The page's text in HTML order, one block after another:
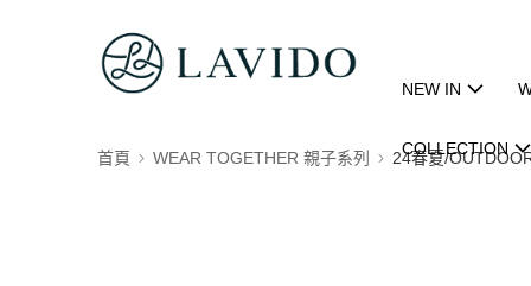
NEW IN
COLLECTION
首頁 WEAR TOGETHER 親子系列 24春夏/